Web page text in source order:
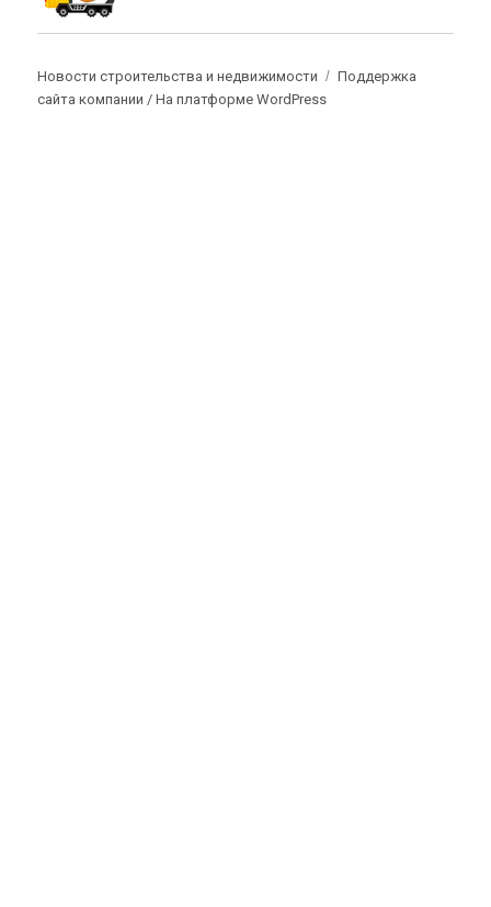
Новости строительства и недвижимости
Поддержка
сайта компании /На платформе WordPress